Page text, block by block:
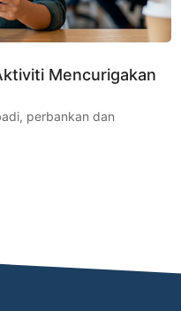
Mencurigakan
perbankan dan